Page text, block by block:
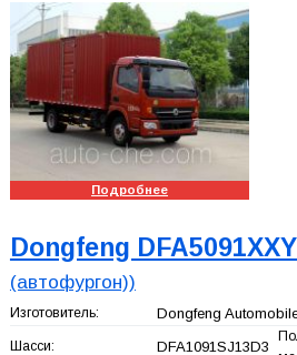
Подробнее
Dongfeng
(автофургон))
Изготовитель: Dongfeng
Шасси: DFA1091SJ13D3